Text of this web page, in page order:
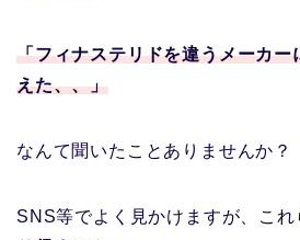
「フィナステリドを違うメーカー
えた、、」
なんて聞いたことありませんか？
SNS等でよく見かけますが、これ